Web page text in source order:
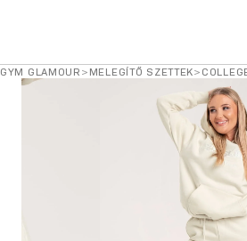
GYM GLAMOUR > MELEGÍTŐ SZETTEK>